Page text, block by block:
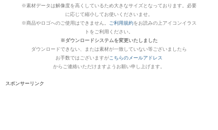
※素材データは解像度を高くしているため大きなサイズとなっております。必要
に応じて縮小してお使いくださいませ。
※商品やロゴへのご使用はできません。
ご利用規約をお読みの上アイコンイラス
トをご利用ください。
※ダウンロードシステムを変更いたしました
ダウンロードできない、または素材が一致していない等ございましたら
お手数ではございますがこちらのメールアドレス
からご連絡いただけますようお願い申し上げます。
スポンサーリンク